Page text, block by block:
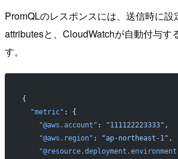
PromQLのレスポンスには、送信時に設
attributesと、CloudWatchが自動付与す
す。
{
  "metric"
: {
    "@aws.account"
: "111122223333" ,
    "@aws.region"
: "ap-northeast-1" ,